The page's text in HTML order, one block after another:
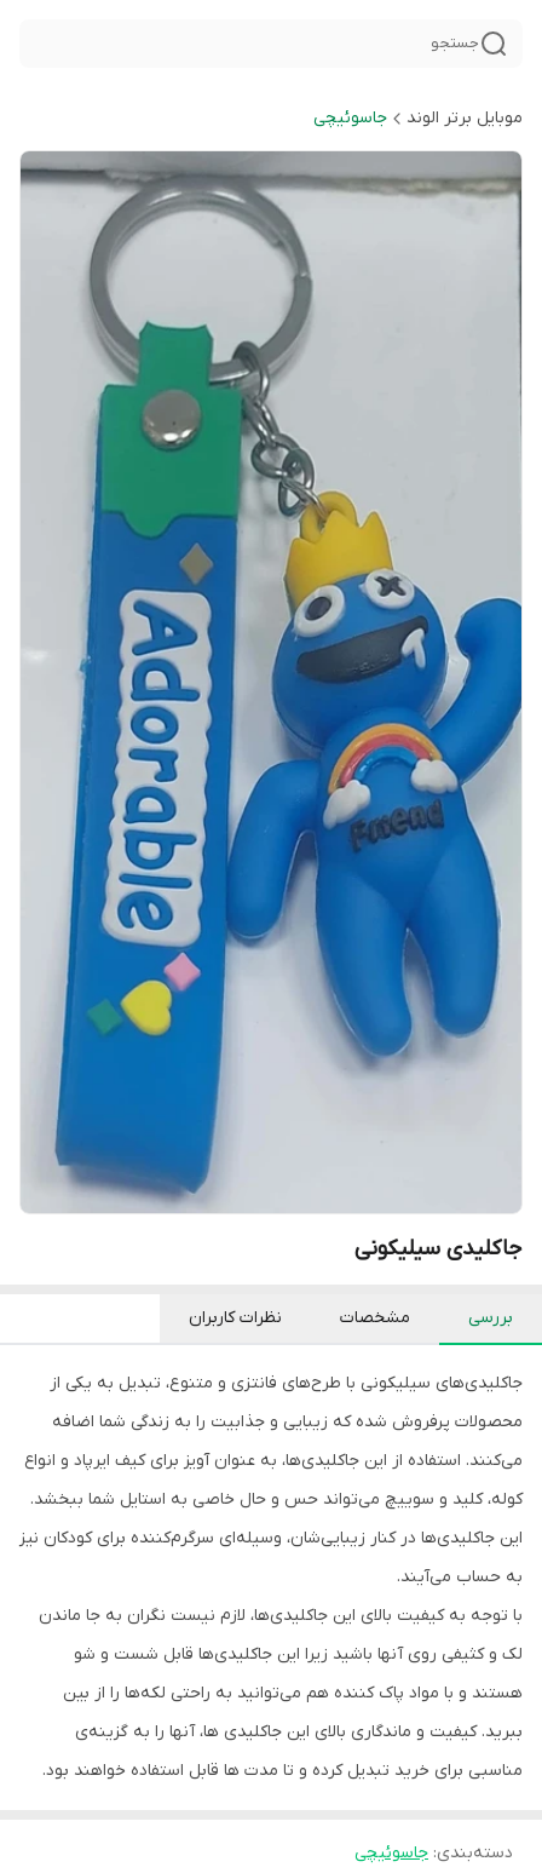
جستجو
موبایل برتر الوند جاسوئیچی
جاکلیدی سیلیکونی
بررسی مشخصات نظرات کاربران
جاکلیدی‌های سیلیکونی با طرح‌های فانتزی و متنوع، تبدیل به یکی از
محصولات پرفروش شده که زیبایی و جذابیت را به زندگی شما اضافه
می‌کنند. استفاده از این جاکلیدی‌ها، به عنوان آویز برای کیف ایرپاد و انواع
کوله، کلید و سوییچ می‌تواند حس و حال خاصی به استایل شما ببخشد.
این جاکلیدی‌ها در کنار زیبایی‌شان، وسیله‌ای سرگرم‌کننده برای کودکان نیز
به حساب می‌آیند.
با توجه به کیفیت بالای این جاکلیدی‌ها، لازم نیست نگران به جا ماندن
لک و کثیفی روی آنها باشید زیرا این جاکلیدی‌ها قابل شست و شو
هستند و با مواد پاک کننده هم می‌توانید به راحتی لکه‌ها را از بین
ببرید. کیفیت و ماندگاری بالای این جاکلیدی ها، آنها را به گزینه‌ی
مناسبی برای خرید تبدیل کرده و تا مدت ها قابل استفاده خواهند بود.
دسته‌بندی: جاسوئیچی